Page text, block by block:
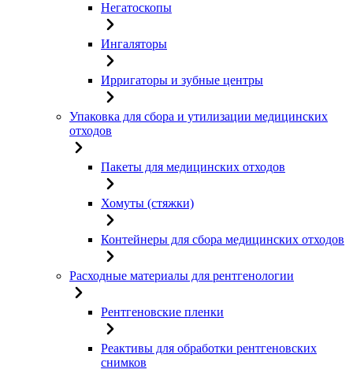
Негатоскопы
Ингаляторы
Ирригаторы и зубные центры
Упаковка для сбора и утилизации медицинских
отходов
Пакеты для медицинских отходов
Хомуты (стяжки)
Контейнеры для сбора медицинских отходов
Расходные материалы для рентгенологии
Рентгеновские пленки
Реактивы для обработки рентгеновских
снимков